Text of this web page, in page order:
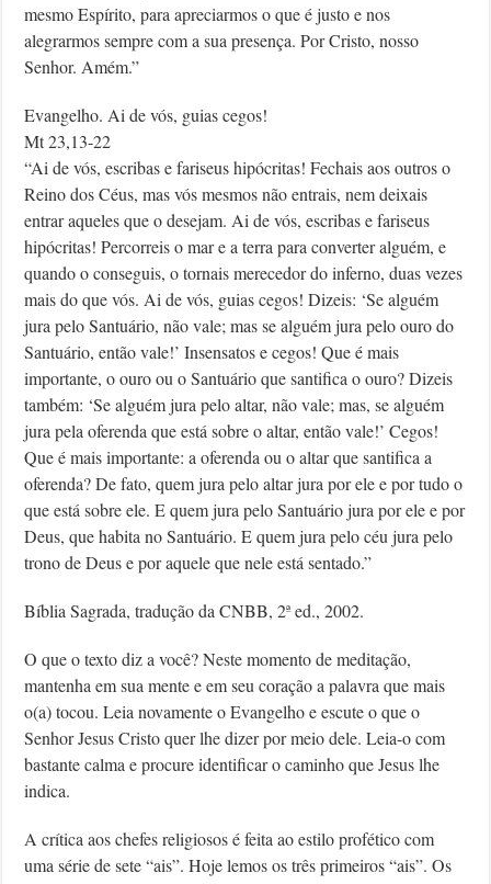
mesmo Espírito, para apreciarmos o que é justo e nos
alegrarmos sempre com a sua presença. Por Cristo, nosso
Senhor. Amém.”
Evangelho. Ai de vós, guias cegos!
Mt 23,13-22
“Ai de vós, escribas e fariseus hipócritas! Fechais aos outros o
Reino dos Céus, mas vós mesmos não entrais, nem deixais
entrar aqueles que o desejam. Ai de vós, escribas e fariseus
hipócritas! Percorreis o mar e a terra para converter alguém, e
quando o conseguis, o tornais merecedor do inferno, duas vezes
mais do que vós. Ai de vós, guias cegos! Dizeis: ‘Se alguém
jura pelo Santuário, não vale; mas se alguém jura pelo ouro do
Santuário, então vale!’ Insensatos e cegos! Que é mais
importante, o ouro ou o Santuário que santifica o ouro? Dizeis
também: ‘Se alguém jura pelo altar, não vale; mas, se alguém
jura pela oferenda que está sobre o altar, então vale!’ Cegos!
Que é mais importante: a oferenda ou o altar que santifica a
oferenda? De fato, quem jura pelo altar jura por ele e por tudo o
que está sobre ele. E quem jura pelo Santuário jura por ele e por
Deus, que habita no Santuário. E quem jura pelo céu jura pelo
trono de Deus e por aquele que nele está sentado.”
Bíblia Sagrada, tradução da CNBB, 2ª ed., 2002.
O que o texto diz a você? Neste momento de meditação,
mantenha em sua mente e em seu coração a palavra que mais
o(a) tocou. Leia novamente o Evangelho e escute o que o
Senhor Jesus Cristo quer lhe dizer por meio dele. Leia-o com
bastante calma e procure identificar o caminho que Jesus lhe
indica.
A crítica aos chefes religiosos é feita ao estilo profético com
uma série de sete “ais”. Hoje lemos os três primeiros “ais”. Os